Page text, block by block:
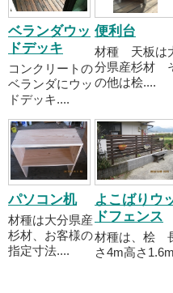
ベランダウッ
ドデッキ
コンクリートの
ベランダにウッ
ドデッキ....
便利台
材種 天板は
分県産杉材
の他は桧....
パソコン机
材種は大分県産
杉材、お客様の
指定寸法....
よこばりウ
ドフェンス
材種は、桧
さ4m高さ1.6m